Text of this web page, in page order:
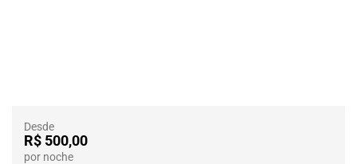
Desde
R$ 500,00
por noche